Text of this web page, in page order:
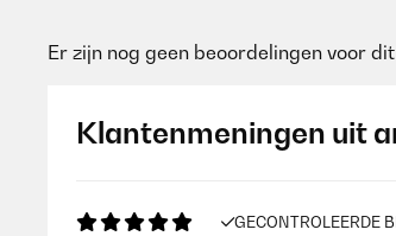
Er zijn nog geen beoordelingen voor
Klantenmeningen uit
GECONTROLEERDE